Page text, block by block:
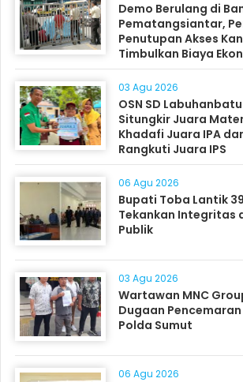
Demo Berulang di
Pematangsiantar,
Penutupan Akses
Timbulkan Biaya
Masyarakat
03 Agu 2026
OSN SD
Situngkir Juara
Khadafi Juara IPA
Rangkuti Juara IPS
06 Agu 2026
Bupati Toba Lantik
Tekankan Integritas
Publik
03 Agu 2026
Wartawan MNC
Dugaan Pencemaran
Polda Sumut
06 Agu 2026